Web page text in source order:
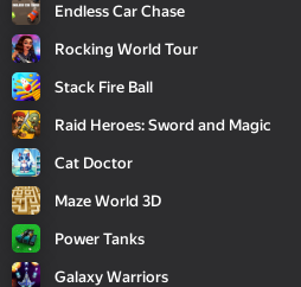
Endless Car Chase
Rocking World Tour
Stack Fire Ball
Raid Heroes: Sword and Magic
Cat Doctor
Maze World 3D
Power Tanks
Galaxy Warriors